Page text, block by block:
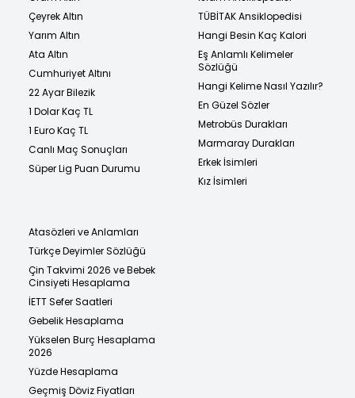
Çeyrek Altın
Yarım Altın
Ata Altın
Cumhuriyet Altını
22 Ayar Bilezik
1 Dolar Kaç TL
1 Euro Kaç TL
Canlı Maç Sonuçları
Süper Lig Puan Durumu
TÜBİTAK Ansiklopedisi
Hangi Besin Kaç Kalori
Eş Anlamlı Kelimeler
Sözlüğü
Hangi Kelime Nasıl Yazılır?
En Güzel Sözler
Metrobüs Durakları
Marmaray Durakları
Erkek İsimleri
Kız İsimleri
Atasözleri ve Anlamları
Türkçe Deyimler Sözlüğü
Çin Takvimi 2026 ve Bebek
Cinsiyeti Hesaplama
İETT Sefer Saatleri
Gebelik Hesaplama
Yükselen Burç Hesaplama
2026
Yüzde Hesaplama
Geçmiş Döviz Fiyatları